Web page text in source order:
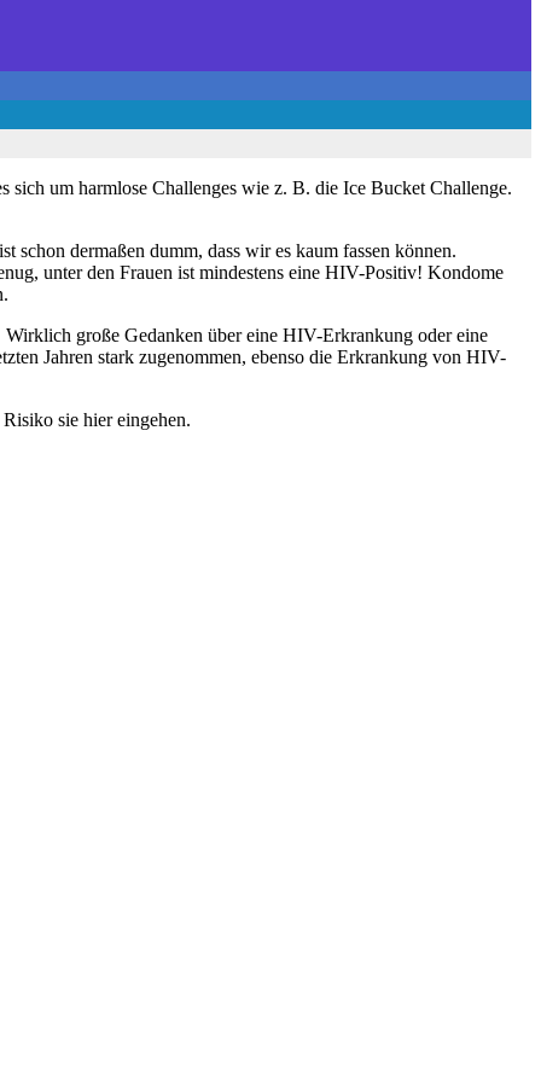
sich um harmlose Challenges wie z. B. die Ice Bucket Challenge.
schon dermaßen dumm, dass wir es kaum fassen können.
unter den Frauen ist mindestens eine HIV-Positiv! Kondome
große Gedanken über eine HIV-Erkrankung oder eine
Jahren stark zugenommen, ebenso die Erkrankung von HIV-
sie hier eingehen.